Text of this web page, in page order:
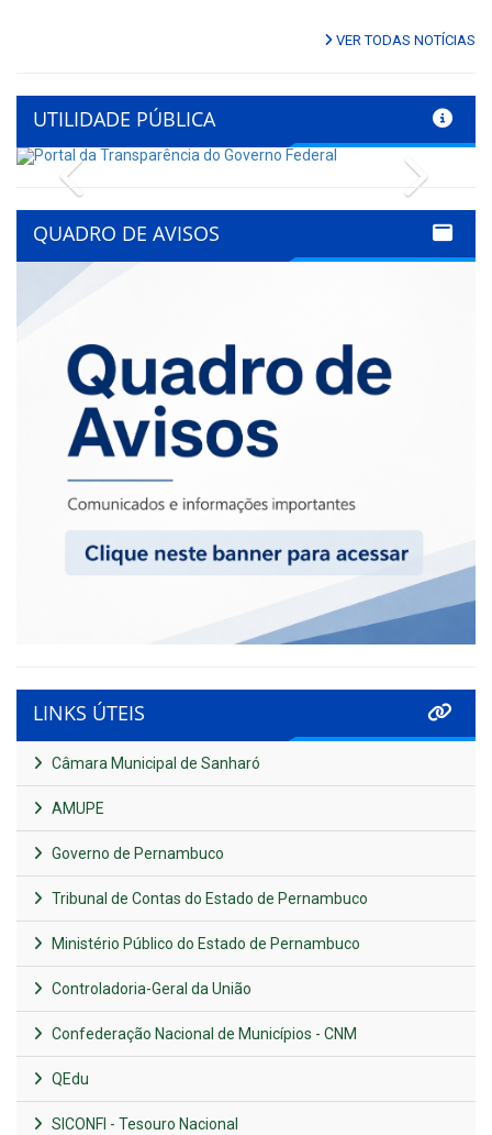
VER TODAS NOTÍCIAS
UTILIDADE PÚBLICA
Previous
QUADRO DE AVISOS
LINKS ÚTEIS
Câmara Municipal de Sanharó
AMUPE
Governo de Pernambuco
Tribunal de Contas do Estado de Pernambuco
Ministério Público do Estado de Pernambuco
Controladoria-Geral da União
Confederação Nacional de Municípios - CNM
QEdu
SICONFI - Tesouro Nacional